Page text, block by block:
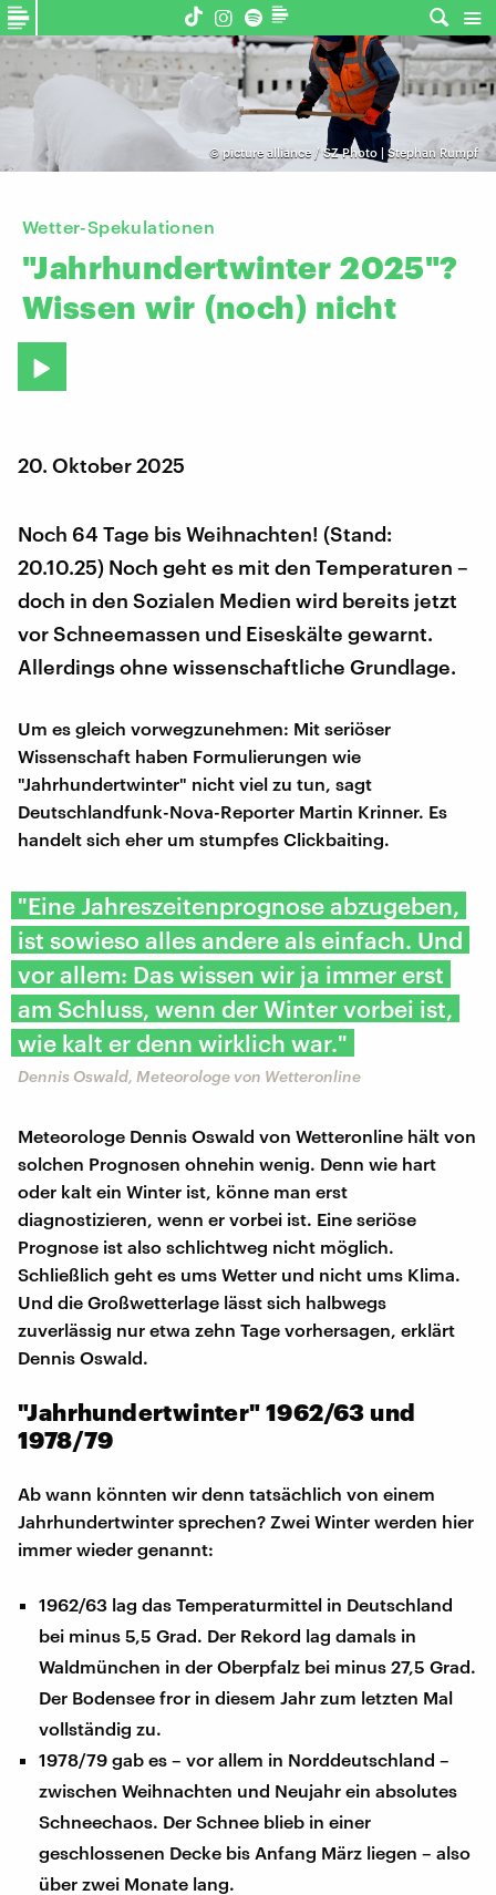
© picture alliance / SZ Photo | Stephan Rumpf
Wetter-Spekulationen
"Jahrhundertwinter 2025"?
Wissen wir (noch) nicht
20. Oktober 2025
Noch 64 Tage bis Weihnachten! (Stand:
20.10.25) Noch geht es mit den Temperaturen –
doch in den Sozialen Medien wird bereits jetzt
vor Schneemassen und Eiseskälte gewarnt.
Allerdings ohne wissenschaftliche Grundlage.
Um es gleich vorwegzunehmen: Mit seriöser
Wissenschaft haben Formulierungen wie
"Jahrhundertwinter" nicht viel zu tun, sagt
Deutschlandfunk-Nova-Reporter Martin Krinner. Es
handelt sich eher um stumpfes Clickbaiting.
"Eine Jahreszeitenprognose abzugeben,
ist sowieso alles andere als einfach. Und
vor allem: Das wissen wir ja immer erst
am Schluss, wenn der Winter vorbei ist,
wie kalt er denn wirklich war."
Dennis Oswald, Meteorologe von Wetteronline
Meteorologe Dennis Oswald von Wetteronline hält von
solchen Prognosen ohnehin wenig. Denn wie hart
oder kalt ein Winter ist, könne man erst
diagnostizieren, wenn er vorbei ist. Eine seriöse
Prognose ist also schlichtweg nicht möglich.
Schließlich geht es ums Wetter und nicht ums Klima.
Und die Großwetterlage lässt sich halbwegs
zuverlässig nur etwa zehn Tage vorhersagen, erklärt
Dennis Oswald.
"Jahrhundertwinter" 1962/63 und
1978/79
Ab wann könnten wir denn tatsächlich von einem
Jahrhundertwinter sprechen? Zwei Winter werden hier
immer wieder genannt:
1962/63 lag das Temperaturmittel in Deutschland
bei minus 5,5 Grad. Der Rekord lag damals in
Waldmünchen in der Oberpfalz bei minus 27,5 Grad.
Der Bodensee fror in diesem Jahr zum letzten Mal
vollständig zu.
1978/79 gab es – vor allem in Norddeutschland –
zwischen Weihnachten und Neujahr ein absolutes
Schneechaos. Der Schnee blieb in einer
geschlossenen Decke bis Anfang März liegen – also
über zwei Monate lang.